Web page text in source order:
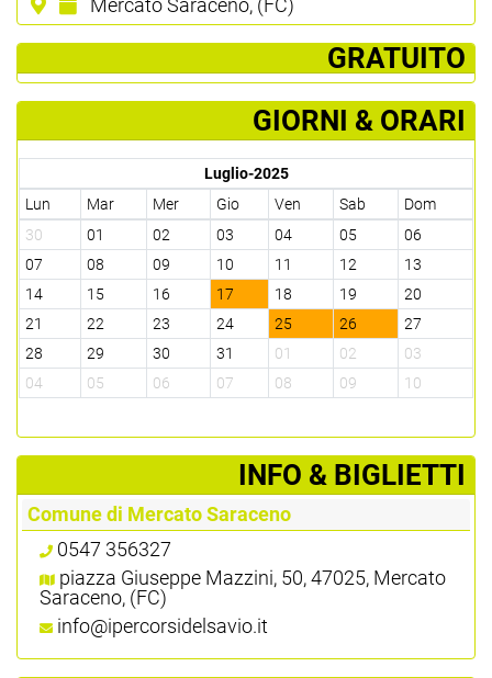
­ GRATUITO
GIORNI & ORARI
Luglio-2025
Lun
Mar Mer Gio Ven Sab
Dom
30
01 02 03 04 05
06
07
08 09 10 11 12
13
14
15 16 17 18 19
20
21
22 23 24 25 26
27
28
29 30 31 01 02
03
04
05 06 07 08 09 10
­INFO & BIGLIETTI
Comune di Mercato Saraceno
0547 356327
piazza Giuseppe Mazzini, 50, 47025, Mercato
Saraceno, (FC)
info@ipercorsidelsavio.it